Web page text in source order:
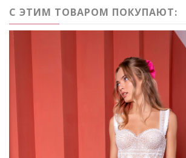
С ЭТИМ ТОВАРОМ ПОКУПАЮТ: